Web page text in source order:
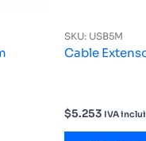
SKU: USB5M
Cable
$5.253 IVA